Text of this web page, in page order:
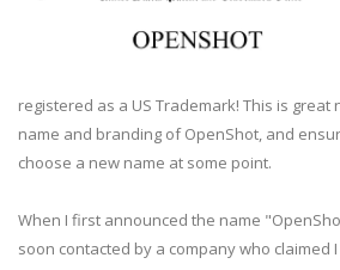
registered as a US Trademark! This is great
name and branding of OpenShot, and
choose a new name at some point.
When I first announced the name
soon contacted by a company who claimed